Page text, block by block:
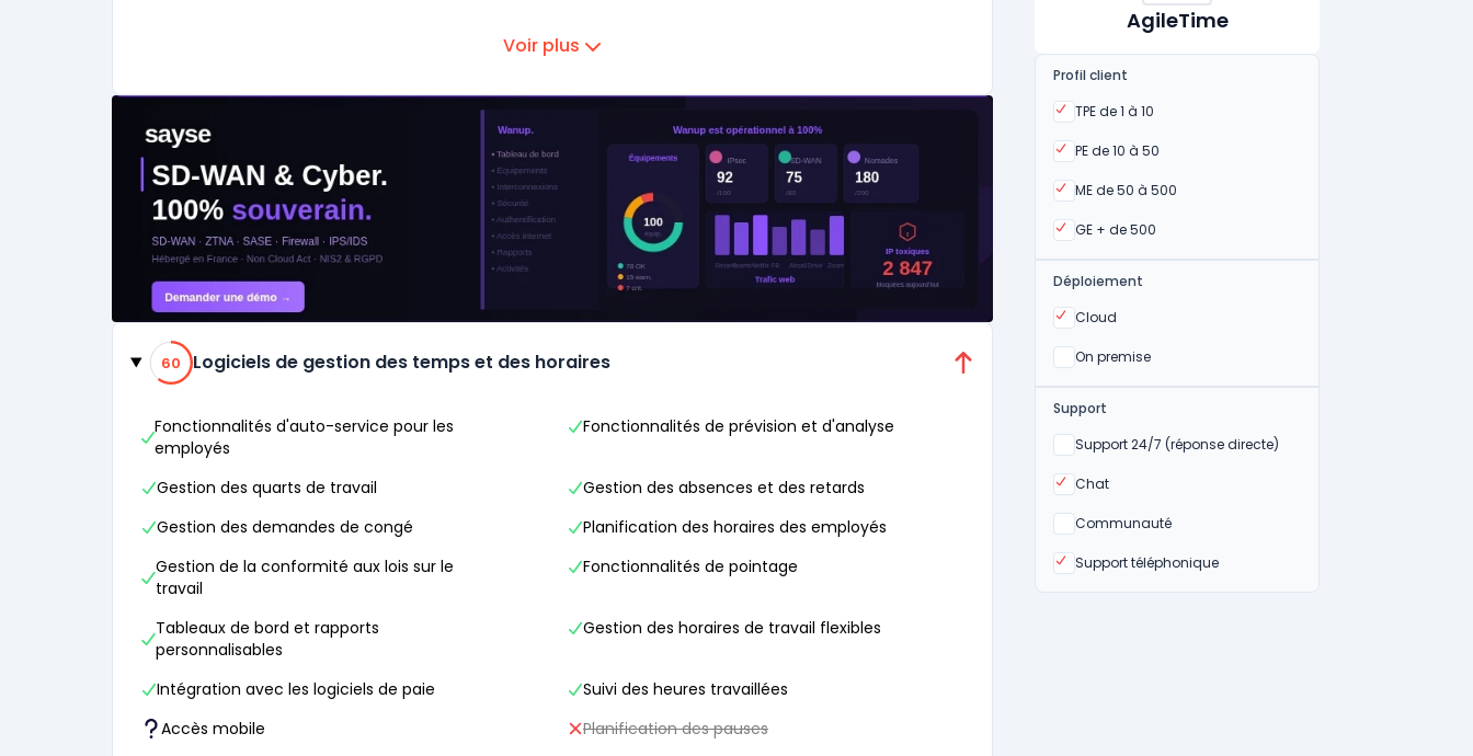
AgileTime
Profil client
TPE de 1 à 10
Oui
PE de 10 à 50
Oui
ME de 50 à 500
Oui
GE + de 500
Oui
Déploiement
Cloud
Oui
On premise
Oui
Support
Support 24/7 (réponse directe)
Non
Chat
Oui
Communauté
Non
Support téléphonique
Oui
Voir plus
Catégories
60% de compatibilité
60 Logiciels de gestion des temps et des horaires
Fonctionnalités d'auto-service pour les
employés
Fonctionnalités de prévision et d'analyse
Gestion des quarts de travail
Gestion des absences et des retards
Gestion des demandes de congé
Planification des horaires des employés
Gestion de la conformité aux lois sur le
travail
Fonctionnalités de pointage
Tableaux de bord et rapports
personnalisables
Gestion des horaires de travail flexibles
Intégration avec les logiciels de paie
Suivi des heures travaillées
Accès mobile
Planification des pauses